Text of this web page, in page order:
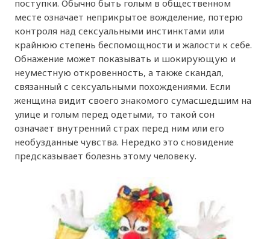
поступки. Обычно быть голым в общественном
месте означает неприкрытое вожделение, потерю
контроля над сексуальными инстинктами или
крайнюю степень беспомощности и жалости к себе.
Обнажение может показывать и шокирующую и
неуместную откровенность, а также скандал,
связанный с сексуальными похождениями. Если
женщина видит своего знакомого сумасшедшим на
улице и голым перед одетыми, то такой сон
означает внутренний страх перед ним или его
необузданные чувства. Нередко это сновидение
предсказывает болезнь этому человеку.